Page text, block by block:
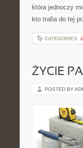
która jednoczy
kto trafia do tej
CATEGORIES:
ŻYCIE
POSTED BY